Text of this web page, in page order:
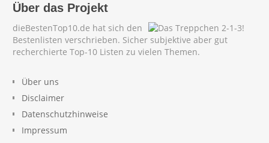
Über das Projekt
dieBestenTop10.de hat sich den
Bestenlisten verschrieben. Sicher subjektive aber gut
recherchierte Top-10 Listen zu vielen Themen.
Über uns
Disclaimer
Datenschutzhinweise
Impressum